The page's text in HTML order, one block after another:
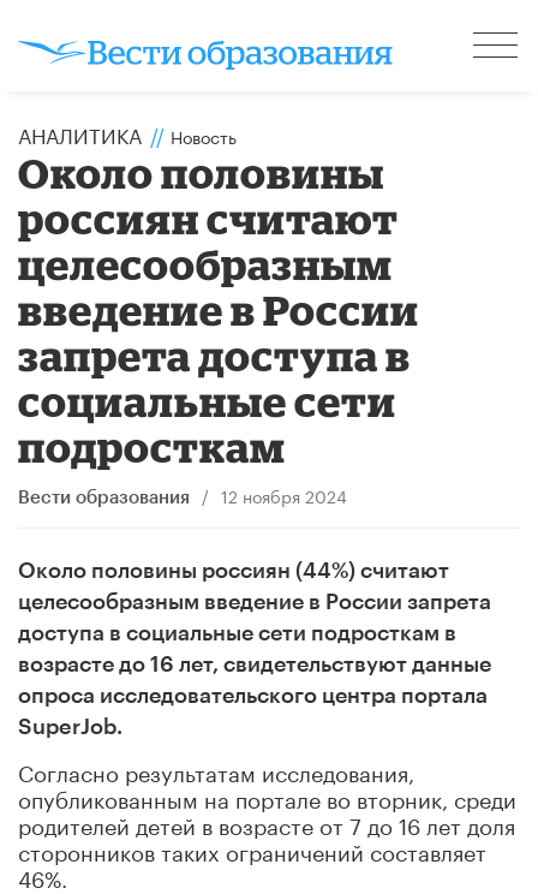
АНАЛИТИКА // Новость
Около половины
россиян считают
целесообразным
введение в России
запрета доступа в
социальные сети
подросткам
Вести образования / 12 ноября 2024
Около половины россиян (44%) считают
целесообразным введение в России запрета
доступа в социальные сети подросткам в
возрасте до 16 лет, свидетельствуют данные
опроса исследовательского центра портала
SuperJob.
Согласно результатам исследования,
опубликованным на портале во вторник, среди
родителей детей в возрасте от 7 до 16 лет доля
сторонников таких ограничений составляет
46%.